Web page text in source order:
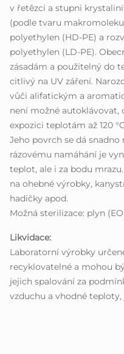
v řetězci a stupni
(podle tvaru
polyethylen (HD-PE) a
polyethylen (LD-PE).
zásadám a použitelný do
citlivý na UV záření.
vůči alifatickým a
není možné autoklávovat,
expozici teplotám až 120
Jeho povrch se dá
rázovému namáhání je
teplot, ale i za bodu
na ohebné výrobky,
hadičky apod.
Možná sterilizace: plyn
Likvidace:
Laboratorní výrobky
recyklovatelné a mohou
jejich spalování za
vzduchu a vhodné